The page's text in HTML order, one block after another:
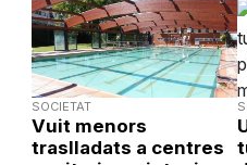
SOCIETAT
Vuit menors
traslladats a centres